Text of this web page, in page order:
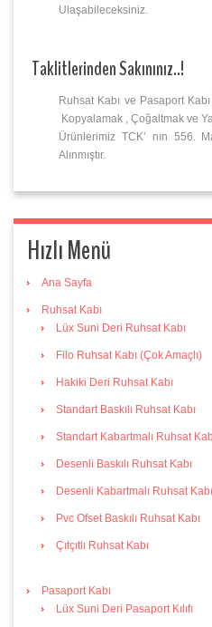
Ulaşabileceksiniz.
Taklitlerinden Sakınınız..!
Ruhsat Kabı ve Pasaport
Kopyalamak , Çoğaltmak ve
Ürünlerimiz TCK’ nın 556.
Alınmıştır.
Hızlı Menü
Ana Sayfa
Ruhsat Kabı
Lüx Suni Deri Ruhsat Kabı
Filo Ruhsat Kabı (Çok Amaçlı)
Hakiki Deri Ruhsat Kabı
Standart Baskılı Ruhsat Kabı
Standart Kabartmalı Ruhsat
Desenli Baskılı Ruhsat Kabı
Desenli Kabartmalı Ruhsat Kabı
Pvc Ofset Baskılı Ruhsat Kabı
Çıtçıtlı Ruhsat Kabı
Pasaport Kabı
Lüx Suni Deri Pasaport Kılıfı